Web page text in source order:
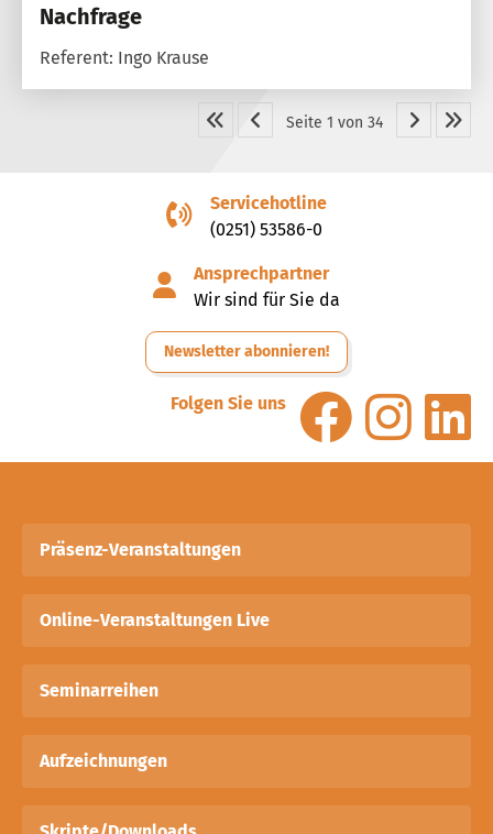
Nachfrage
Referent: Ingo Krause
Seite 1 von 34
Servicehotline
(0251) 53586-0
Ansprechpartner
Wir sind für Sie da
Newsletter abonnieren!
Folgen Sie uns
Präsenz-Veranstaltungen
Online-Veranstaltungen Live
Seminarreihen
Aufzeichnungen